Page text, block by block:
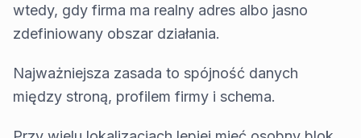
wtedy, gdy firma ma realny adres albo jasno
zdefiniowany obszar działania.
Najważniejsza zasada to spójność danych
między stroną, profilem firmy i schema.